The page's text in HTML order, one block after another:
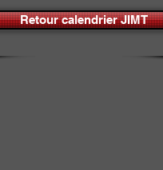
Retour calendrier JIMT